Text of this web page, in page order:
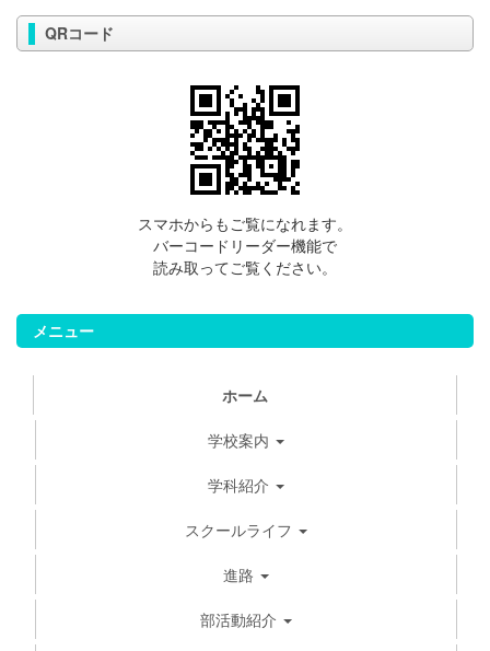
QRコード
スマホからもご覧になれます。
バーコードリーダー機能で
読み取ってご覧ください。
メニュー
ホーム
学校案内
学科紹介
スクールライフ
進路
部活動紹介